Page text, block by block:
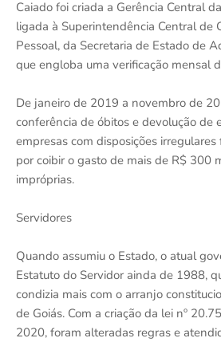
Caiado foi criada a Gerência Central
ligada à Superintendência Central de
Pessoal, da Secretaria de Estado de
que engloba uma verificação mensal
De janeiro de 2019 a novembro de
conferência de óbitos e devolução de
empresas com disposições
por coibir o gasto de mais de R$ 300
impróprias.
Servidores
Quando assumiu o Estado, o atual
Estatuto do Servidor ainda de 1988,
condizia mais com o arranjo
de Goiás. Com a criação da lei nº
2020, foram alteradas regras e